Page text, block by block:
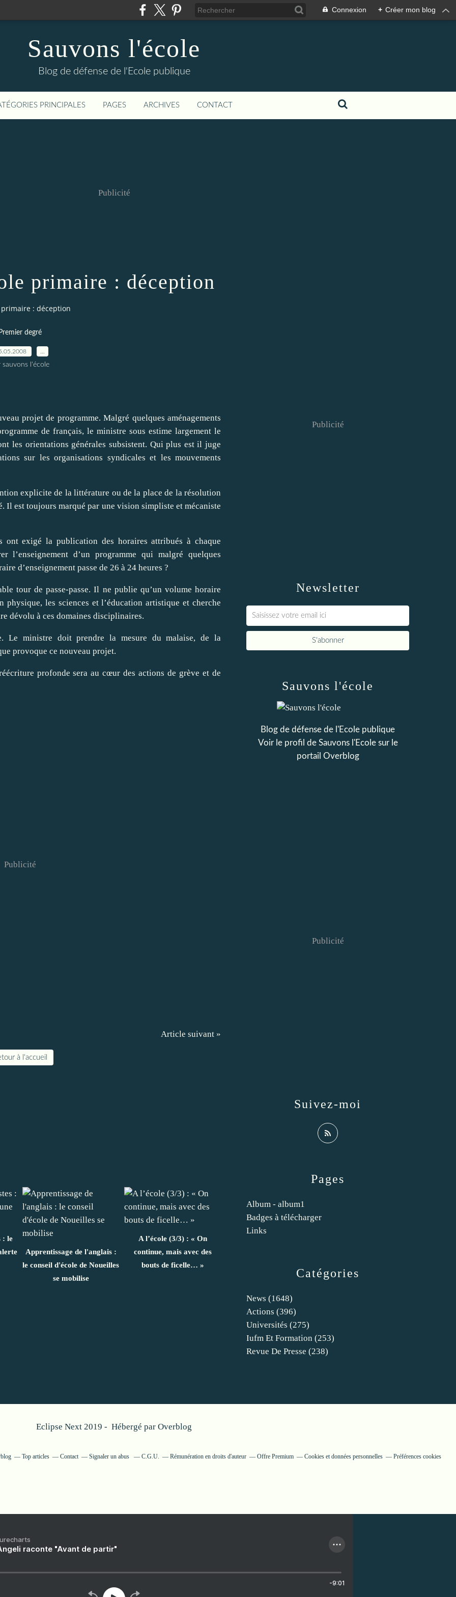
Connexion + Créer mon blog
Sauvons l'école
Blog de défense de l'Ecole publique
PRINCIPALES PAGES ARCHIVES CONTACT
Publicité
primaire : déception
primaire : déception
Premier degré
sauvons l'école
projet de programme. Malgré quelques aménagements
de français, le ministre sous estime largement le
les orientations générales subsistent. Qui plus est il juge
sur les organisations syndicales et les mouvements
explicite de la littérature ou de la place de la résolution
Il est toujours marqué par une vision simpliste et mécaniste
ont exigé la publication des horaires attribués à chaque
l’enseignement d’un programme qui malgré quelques
d’enseignement passe de 26 à 24 heures ?
tour de passe-passe. Il ne publie qu’un volume horaire
physique, les sciences et l’éducation artistique et cherche
dévolu à ces domaines disciplinaires.
Le ministre doit prendre la mesure du malaise, de la
provoque ce nouveau projet.
profonde sera au cœur des actions de grève et de
Publicité
Article suivant »
à l'accueil
: le
Apprentissage de l'anglais :
le conseil d'école de Noueilles
se mobilise
A l’école (3/3) : « On
continue, mais avec des
bouts de ficelle… »
Newsletter
Publicité
Catégories
News (1648)
Actions (396)
Universités (275)
Iufm Et Formation (253)
Revue De Presse (238)
Pages
Album - album1
Badges à télécharger
Links
Sauvons l'école
Blog de défense de l'Ecole publique
Voir le profil de Sauvons l'Ecolesur le
portail Overblog
Suivez-moi
Publicité
Eclipse Next 2019 - Hébergé par Overblog
Top articles Contact Signaler un abus C.G.U. Rémunération en droits d'auteur Offre Premium Cookies et données personnelles Préférences cookies
raconte "Avant de partir"
-9:01